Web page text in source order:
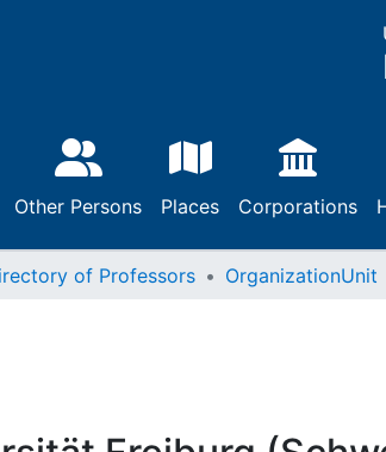
Other Persons Places Corporations
of Professors OrganizationUnit